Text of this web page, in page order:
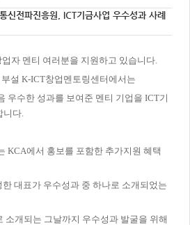
신전파진흥원, ICT기금사업 우수성과 사례
자 멘티 여러분을 지원하고 있습니다.
설 K-ICT창업멘토링센터에서는
우수한 성과를 보여준 멘티 기업을 ICT기
니다.
KCA에서 홍보를 포함한 추가지원 혜택
대표가 우수성과 중 하나로 소개되었는
소개되는 그날까지 우수성과 발굴을 위해